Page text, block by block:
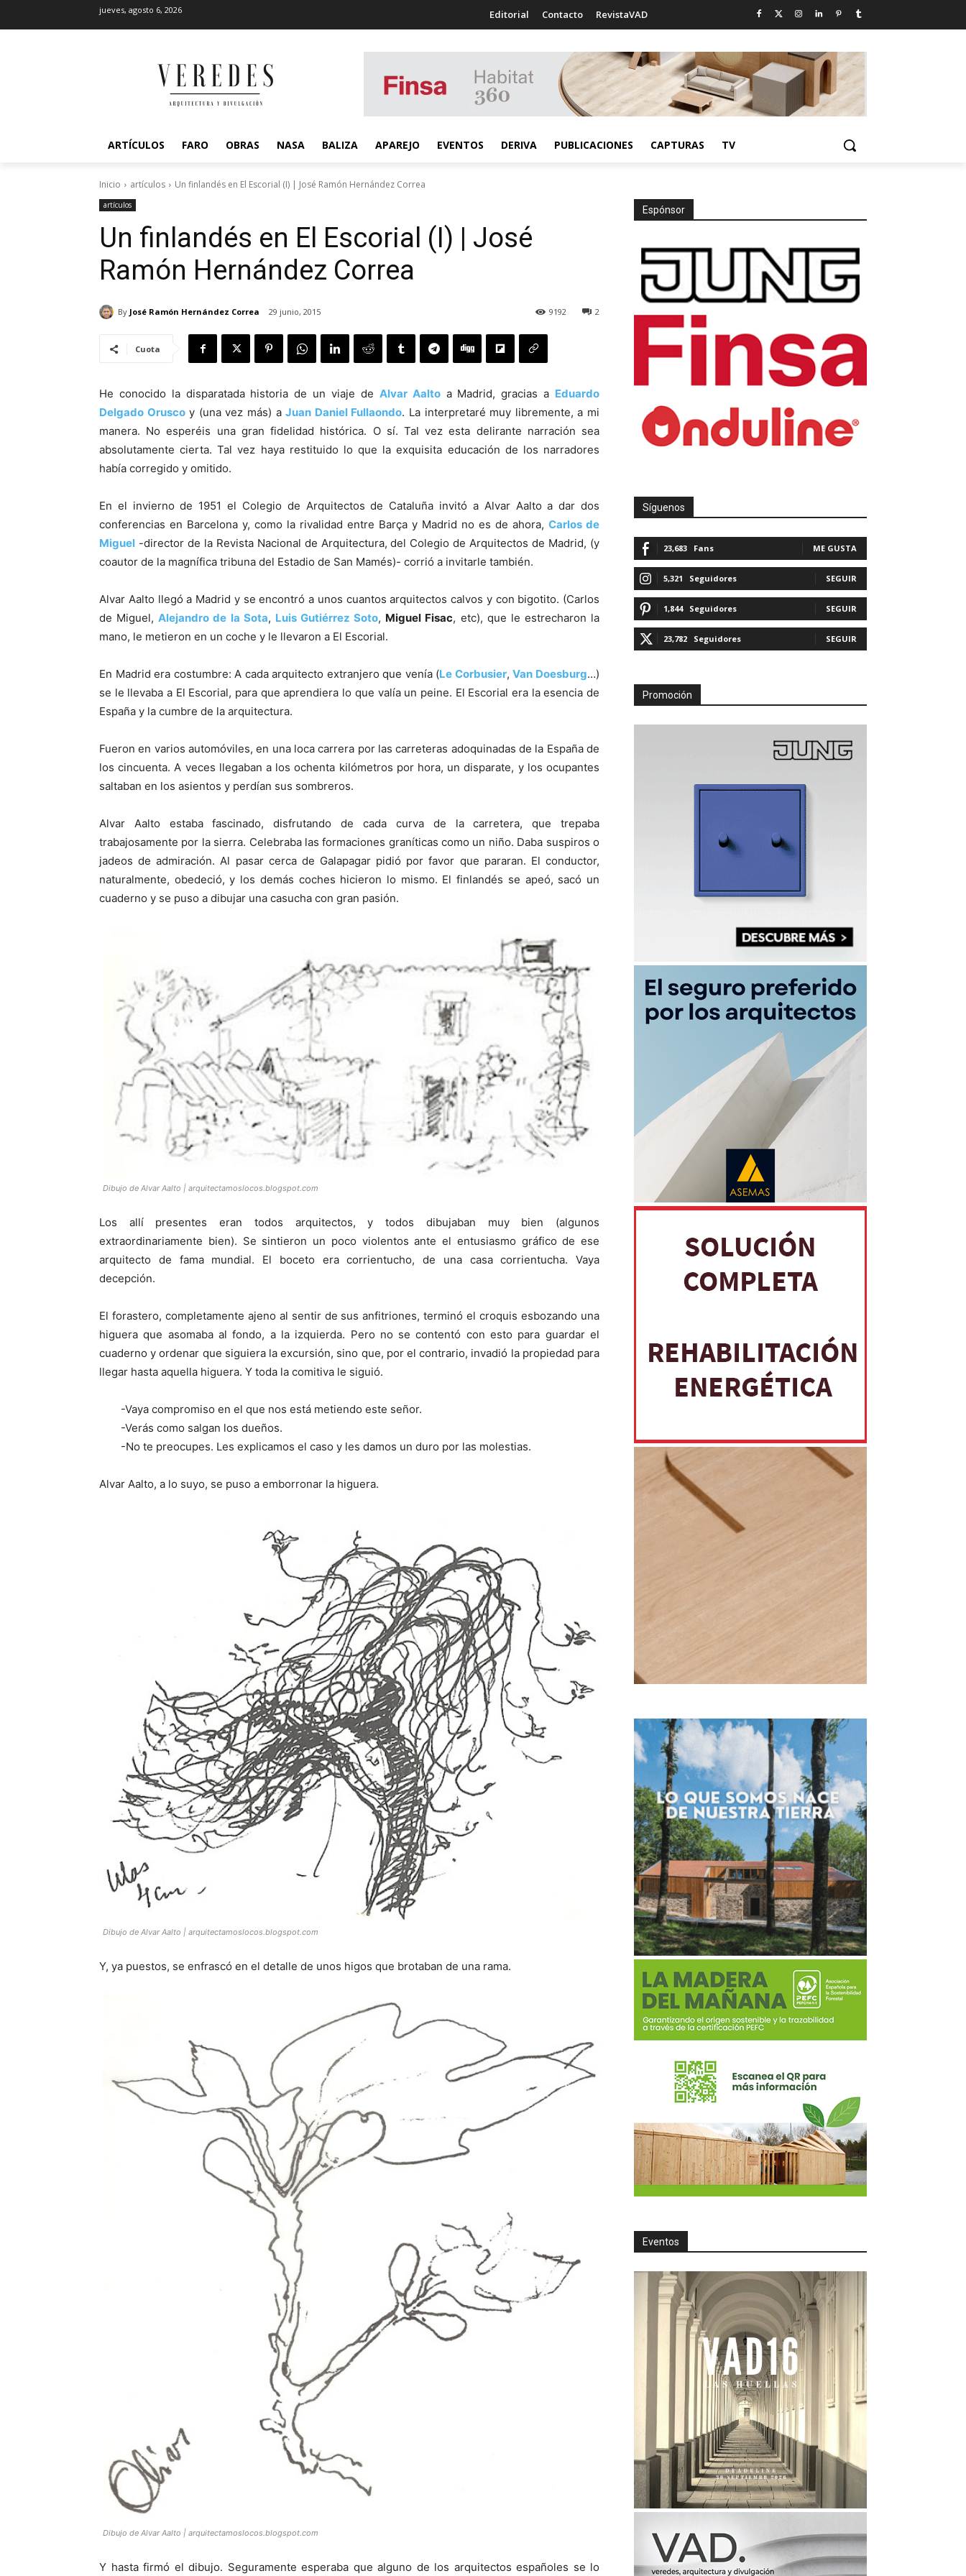
jueves, agosto 6, 2026 Editorial Contacto RevistaVAD
ARTÍCULOS FARO OBRAS NASA BALIZA APAREJO EVENTOS DERIVA PUBLICACIONES CAPTURAS TV
Inicio artículos Un finlandés en El Escorial (I) | José Ramón Hernández Correa
artículos
Un finlandés en El Escorial (I) | José
Ramón Hernández Correa
By José Ramón Hernández Correa 29 junio, 2015 2
9192
Cuota
He conocido la disparatada historia de un viaje de Alvar Aaltoa Madrid, gracias a Eduardo
Delgado Oruscoy (una vez más) aJuan Daniel Fullaondo. La interpretaré muy libremente, a mi
manera. No esperéis una gran fidelidad histórica. O sí. Tal vez esta delirante narración sea
absolutamente cierta. Tal vez haya restituido lo que la exquisita educación de los narradores
había corregido y omitido.
En el invierno de 1951 el Colegio de Arquitectos de Cataluña invitó a Alvar Aalto a dar dos
conferencias en Barcelona y, como la rivalidad entre Barça y Madrid no es de ahora, Carlos de
Miguel -director de la Revista Nacional de Arquitectura, del Colegio de Arquitectos de Madrid, (y
coautor de la magnífica tribuna del Estadio de San Mamés)- corrió a invitarle también.
Alvar Aalto llegó a Madrid y se encontró a unos cuantos arquitectos calvos y con bigotito. (Carlos
de Miguel,Alejandro de la Sota, Luis Gutiérrez Soto, Miguel Fisac, etc), que le estrecharon la
mano, le metieron en un coche y le llevaron a El Escorial.
En Madrid era costumbre: A cada arquitecto extranjero que venía (Le Corbusier,Van Doesburg…)
se le llevaba a El Escorial, para que aprendiera lo que valía un peine. El Escorial era la esencia de
España y la cumbre de la arquitectura.
Fueron en varios automóviles, en una loca carrera por las carreteras adoquinadas de la España de
los cincuenta. A veces llegaban a los ochenta kilómetros por hora, un disparate, y los ocupantes
saltaban en los asientos y perdían sus sombreros.
Alvar Aalto estaba fascinado, disfrutando de cada curva de la carretera, que trepaba
trabajosamente por la sierra. Celebraba las formaciones graníticas como un niño. Daba suspiros o
jadeos de admiración. Al pasar cerca de Galapagar pidió por favor que pararan. El conductor,
naturalmente, obedeció, y los demás coches hicieron lo mismo. El finlandés se apeó, sacó un
cuaderno y se puso a dibujar una casucha con gran pasión.
Dibujo de Alvar Aalto | arquitectamoslocos.blogspot.com
Los allí presentes eran todos arquitectos, y todos dibujaban muy bien (algunos
extraordinariamente bien). Se sintieron un poco violentos ante el entusiasmo gráfico de ese
arquitecto de fama mundial. El boceto era corrientucho, de una casa corrientucha. Vaya
decepción.
El forastero, completamente ajeno al sentir de sus anfitriones, terminó el croquis esbozando una
higuera que asomaba al fondo, a la izquierda. Pero no se contentó con esto para guardar el
cuaderno y ordenar que siguiera la excursión, sino que, por el contrario, invadió la propiedad para
llegar hasta aquella higuera. Y toda la comitiva le siguió.
-Vaya compromiso en el que nos está metiendo este señor.
-Verás como salgan los dueños.
-No te preocupes. Les explicamos el caso y les damos un duro por las molestias.
Alvar Aalto, a lo suyo, se puso a emborronar la higuera.
Dibujo de Alvar Aalto | arquitectamoslocos.blogspot.com
Y, ya puestos, se enfrascó en el detalle de unos higos que brotaban de una rama.
Dibujo de Alvar Aalto | arquitectamoslocos.blogspot.com
Y hasta firmó el dibujo. Seguramente esperaba que alguno de los arquitectos españoles se lo
Espónsor
Síguenos
23,683 Fans ME GUSTA
5,321 Seguidores SEGUIR
1,844 Seguidores SEGUIR
23,782 Seguidores SEGUIR
Promoción
Eventos